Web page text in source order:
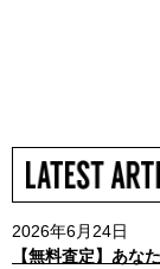
2026年6月24日
【無料査定】あな